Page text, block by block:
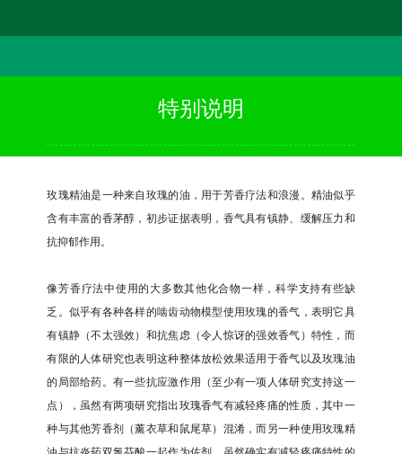
特别说明
玫瑰精油是一种来自玫瑰的油，用于芳香疗法和浪漫。精油似乎
含有丰富的香茅醇，初步证据表明，香气具有镇静、缓解压力和
抗抑郁作用。
像芳香疗法中使用的大多数其他化合物一样，科学支持有些缺
乏。似乎有各种各样的啮齿动物模型使用玫瑰的香气，表明它具
有镇静（不太强效）和抗焦虑（令人惊讶的强效香气）特性，而
有限的人体研究也表明这种整体放松效果适用于香气以及玫瑰油
的局部给药。有一些抗应激作用（至少有一项人体研究支持这一
点），虽然有两项研究指出玫瑰香气有减轻疼痛的性质，其中一
种与其他芳香剂（薰衣草和鼠尾草）混淆，而另一种使用玫瑰精